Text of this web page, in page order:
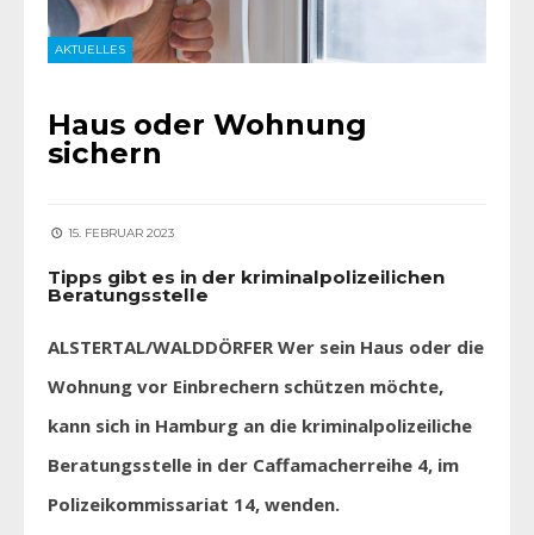
AKTUELLES
Haus oder Wohnung
sichern
15. FEBRUAR 2023
Tipps gibt es in der kriminalpolizeilichen
Beratungsstelle
ALSTERTAL/WALDDÖRFER Wer sein Haus oder die
Wohnung vor Einbrechern schützen möchte,
kann sich in Hamburg an die kriminalpolizeiliche
Beratungsstelle in der Caffamacherreihe 4, im
Polizeikommissariat 14, wenden.